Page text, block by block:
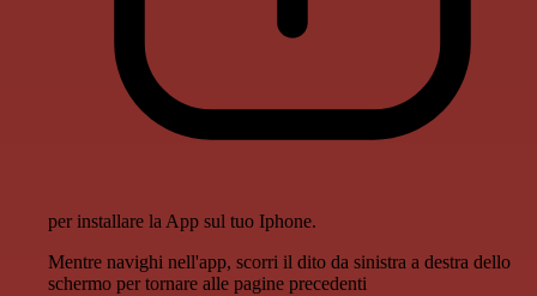
per installare la App sul tuo Iphone.
Mentre navighi nell'app, scorri il dito da sinistra a destra dello
schermo per tornare alle pagine precedenti